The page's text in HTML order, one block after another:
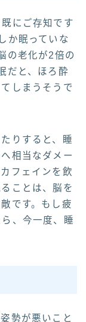
にご存知です
か眠っていな
の老化が2倍の
だと、ほろ酔
しまうそうで
りすると、睡
相当なダメー
フェインを飲
ことは、脳を
です。もし疲
、今一度、睡
勢が悪いこと